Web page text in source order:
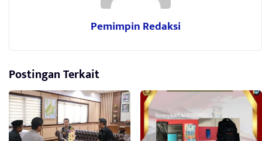
Pemimpin Redaksi
Postingan Terkait